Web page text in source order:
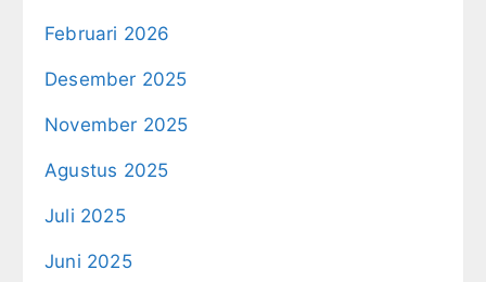
Februari 2026
Desember 2025
November 2025
Agustus 2025
Juli 2025
Juni 2025